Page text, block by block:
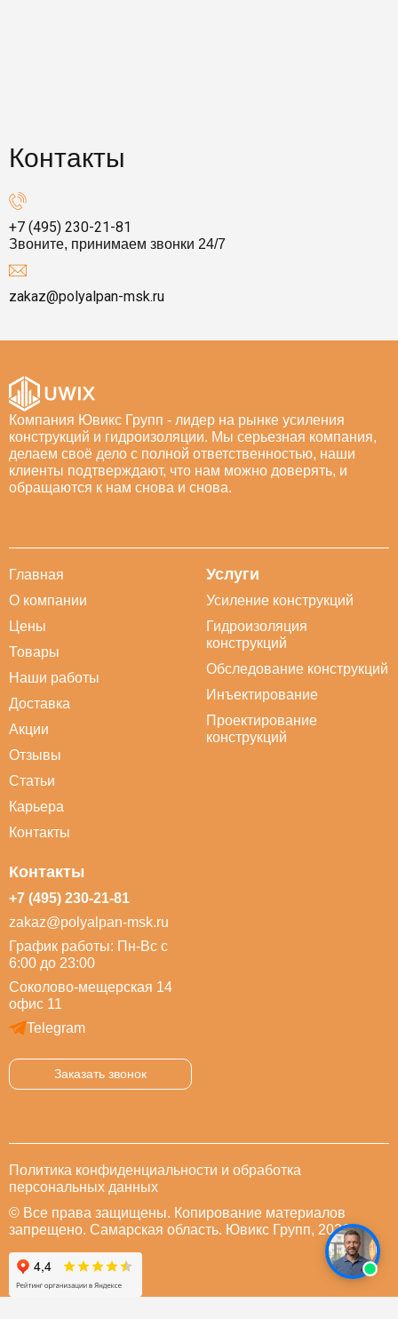
Контакты
+7 (495) 230-21-81
Звоните, принимаем звонки 24/7
zakaz@polyalpan-msk.ru
Компания Ювикс Групп - лидер на рынке усиления
конструкций и гидроизоляции. Мы серьезная компания,
делаем своё дело с полной ответственностью, наши
клиенты подтверждают, что нам можно доверять, и
обращаются к нам снова и снова.
Главная
О компании
Цены
Товары
Наши работы
Доставка
Акции
Отзывы
Статьи
Карьера
Контакты
Услуги
Усиление конструкций
Гидроизоляция
конструкций
Обследование конструкций
Инъектирование
Проектирование
конструкций
Контакты
+7 (495) 230-21-81
zakaz@polyalpan-msk.ru
График работы: Пн-Вс с
6:00 до 23:00
Соколово-мещерская 14
офис 11
Telegram
Заказать звонок
Политика конфиденциальности и обработка
персональных данных
© Все права защищены. Копирование материалов
запрещено. Самарская область. Ювикс Групп, 2026.